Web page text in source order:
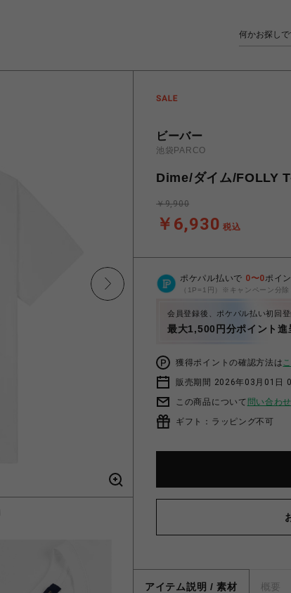
ビーバー
池袋PARCO
Dime/ダイム/FOLLY
￥6,930 税込
￥9,900
ポケパル払いで 0〜0ポイ
（1P=1円）※キャンペーン分除
会員登録後、ポケパル払い初回
最大1,500円分ポイント進
獲得ポイントの確認方法は
販売期間 2026年03月01日
この商品について 問い合わ
ギフト：ラッピング不可
アイテム説明 / 素材 概要